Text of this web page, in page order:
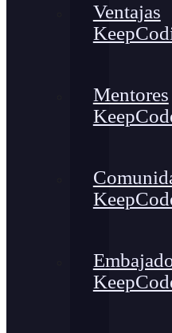
Ventajas
Mentores